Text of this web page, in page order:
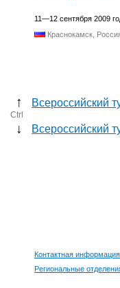
11—12 сентября 2009
Краснокамск,
↑ Всероссийский
Ctrl
↓ Всероссийский
Контактная информация
Региональные